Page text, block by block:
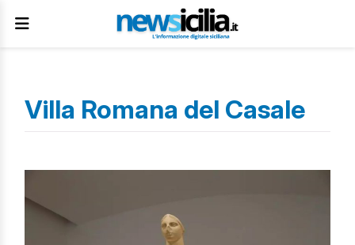
Villa Romana del Casale